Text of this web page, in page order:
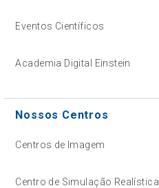
Eventos Científicos
Academia Digital Einstein
Nossos Centros
Centros de Imagem
Centro de Simulação Realística